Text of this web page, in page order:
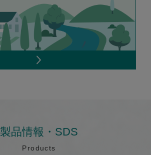
製品情報・SDS
Products